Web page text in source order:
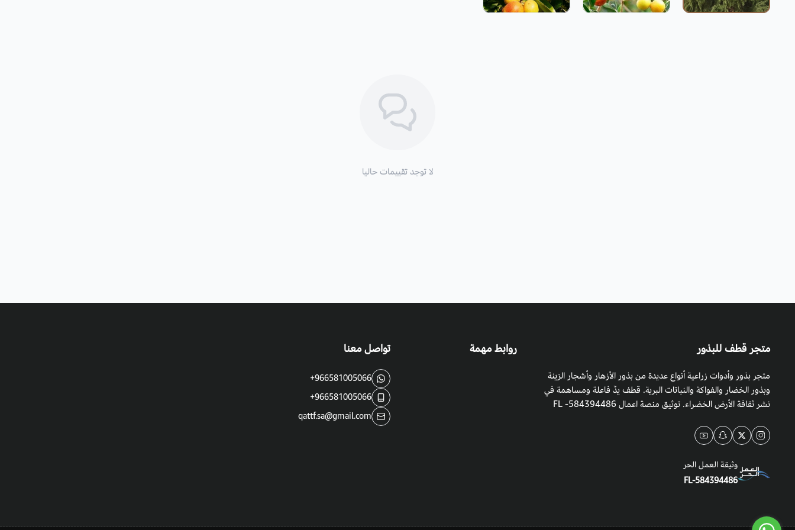
لا توجد تقييمات حاليا
متجر قطف للبذور
متجر بذور وأدوات زراعية أنواع عديدة من بذور الأزهار وأشجار الزينة
وبذور الخضار والفواكة والنباتات البرية. قطف يدٌ فاعلة ومساهمة في
نشر ثقافة الأرض الخضراء. توثيق منصة اعمال 584394486- FL
وثيقة العمل الحر
FL-584394486
روابط مهمة تواصل معنا
+966581005066
+966581005066
qattf.sa@gmail.com